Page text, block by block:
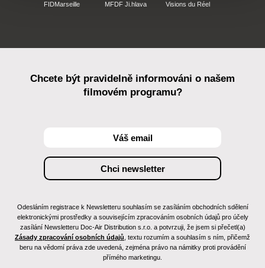
FIDMarseille MFDF Ji.hlava Visions du Réel
Chcete být pravidelně informováni o našem
filmovém programu?
Odesláním registrace k Newsletteru souhlasím se zasíláním obchodních sdělení
elektronickými prostředky a souvisejícím zpracováním osobních údajů pro účely
zasílání Newsletteru Doc-Air Distribution s.r.o. a potvrzuji, že jsem si přečetl(a)
Zásady zpracování osobních údajů , textu rozumím a souhlasím s ním, přičemž
beru na vědomí práva zde uvedená, zejména právo na námitky proti provádění
přímého marketingu.